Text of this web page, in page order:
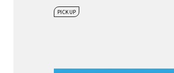
PICK UP